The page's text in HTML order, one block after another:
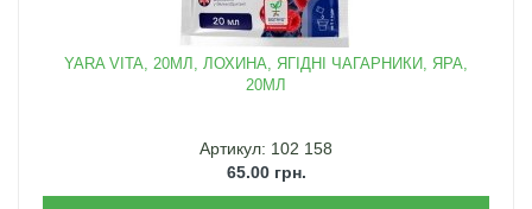
YARA VITA, 20МЛ, ЛОХИНА, ЯГІДНІ ЧАГАРНИКИ, ЯРА,
20МЛ
Артикул: 102 158
65.00 грн.